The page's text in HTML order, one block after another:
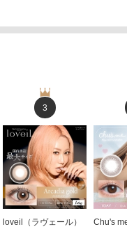
3
loveil（ラヴェール）
Chu's